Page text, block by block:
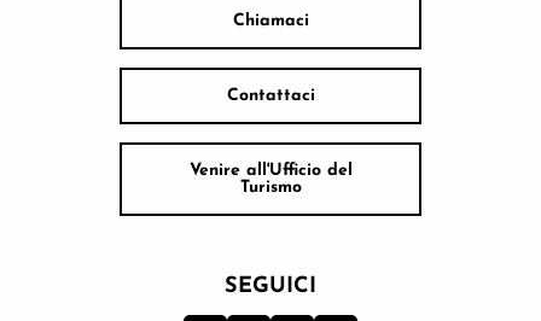
Chiamaci
Contattaci
Venire all'Ufficio del
Turismo
SEGUICI